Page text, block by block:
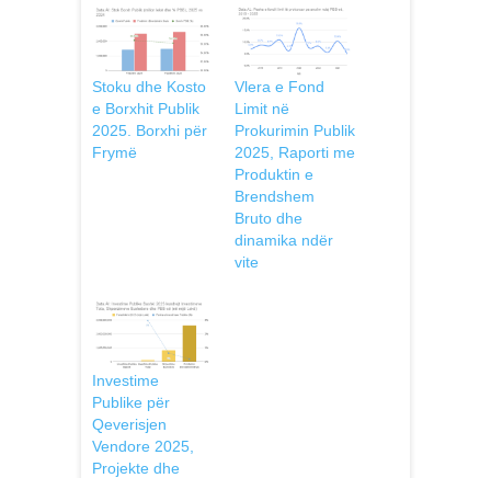
Stoku dhe Kosto
e Borxhit Publik
2025. Borxhi për
Frymë
Vlera e Fond
Limit në
Prokurimin Publik
2025, Raporti me
Produktin e
Brendshem
Bruto dhe
dinamika ndër
vite
Investime
Publike për
Qeverisjen
Vendore 2025,
Projekte dhe